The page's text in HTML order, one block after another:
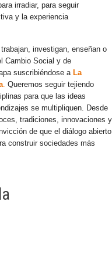
irradiar, para seguir
y la experiencia
investigan, enseñan o
Cambio Social y de
suscribiéndose a La
. Queremos seguir tejiendo
para que las ideas
se multipliquen. Desde
tradiciones, innovaciones y
de que el diálogo abierto
construir sociedades más